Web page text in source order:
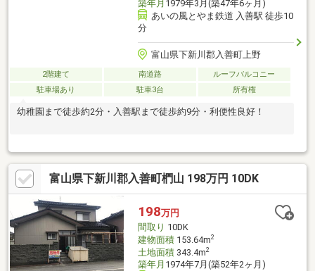
築年月 1979年3月(築47年6ヶ月)
あいの風とやま鉄道 入善駅 徒歩10
分
富山県下新川郡入善町上野
2階建て 南道路
ルーフバルコニー
駐車場あり
駐車3台 所有権
幼稚園まで徒歩約2分・入善駅まで徒歩約9分・利便性良好！
富山県下新川郡入善町椚山 198万円 10DK
198万円
間取り 10DK
建物面積153.64m2
土地面積343.4m2
築年月 1974年7月(築52年2ヶ月)